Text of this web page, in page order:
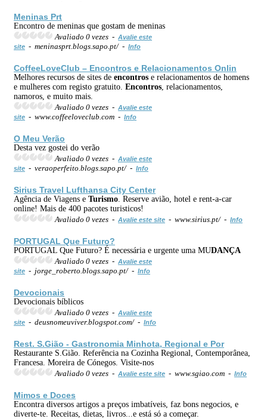
Meninas Prt
Encontro de meninas que gostam de meninas
Avaliado 0 vezes - Avalie este
site - meninasprt.blogs.sapo.pt/ - Info
CoffeeLoveClub – Encontros e Relacionamentos Onlin
Melhores recursos de sites de encontros e relacionamentos de homens
e mulheres com registo gratuito. Encontros , relacionamentos,
namoros, e muito mais.
Avaliado 0 vezes - Avalie este
site - www.coffeeloveclub.com - Info
O Meu Verão
Desta vez gostei do verão
Avaliado 0 vezes - Avalie este
site - veraoperfeito.blogs.sapo.pt/ - Info
Sirius Travel Lufthansa City Center
Agência de Viagens e Turismo . Reserve avião, hotel e rent-a-car
online! Mais de 400 pacotes turisticos!
Avaliado 0 vezes - Avalie este site - www.sirius.pt/ - Info
PORTUGAL Que Futuro?
PORTUGAL Que Futuro? É necessária e urgente uma MUDANÇA
Avaliado 0 vezes - Avalie este
site - jorge_roberto.blogs.sapo.pt/ - Info
Devocionais
Devocionais bíblicos
Avaliado 0 vezes - Avalie este
site - deusnomeuviver.blogspot.com/ - Info
Rest. S.Gião - Gastronomia Minhota, Regional e Por
Restaurante S.Gião. Referência na Cozinha Regional, Contemporânea,
Francesa. Moreira de Cónegos. Visite-nos
Avaliado 0 vezes - Avalie este site - www.sgiao.com - Info
Mimos e Doces
Encontra diversos artigos a preços imbatíveis, faz bons negocios, e
diverte-te. Receitas, dietas, livros...e está só a começar.